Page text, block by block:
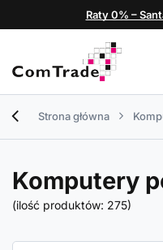
Raty 0% –
Strona główna
Komputery
(ilość produktów: 275)